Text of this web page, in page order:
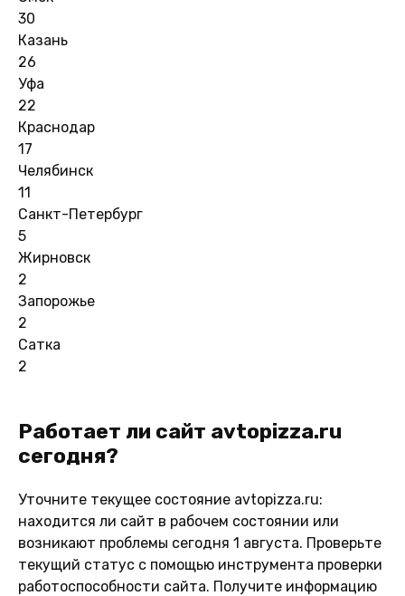
30
Казань
26
Уфа
22
Краснодар
17
Челябинск
11
Санкт-Петербург
5
Жирновск
2
Запорожье
2
Сатка
2
Работает ли сайт avtopizza.ru
сегодня?
Уточните текущее состояние avtopizza.ru:
находится ли сайт в рабочем состоянии или
возникают проблемы сегодня 1 августа. Проверьте
текущий статус с помощью инструмента проверки
работоспособности сайта. Получите информацию